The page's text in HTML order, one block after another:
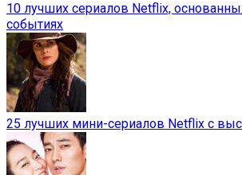
10 лучших сериалов Netflix,
событиях
25 лучших мини-сериалов Netflix с